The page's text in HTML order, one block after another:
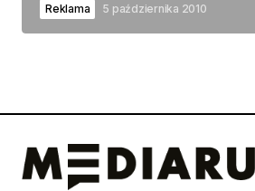
Reklama 5 października 2010